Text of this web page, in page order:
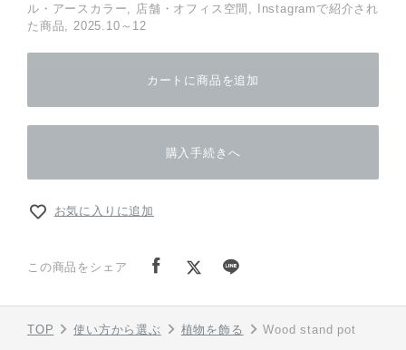
ル・アースカラー, 店舗・オフィス空間, Instagramで紹介され
た商品, 2025.10～12
カートに商品を追加
購入手続きへ
お気に入りに追加
この商品をシェア
TOP 使い方から選ぶ 植物を飾る Wood stand pot